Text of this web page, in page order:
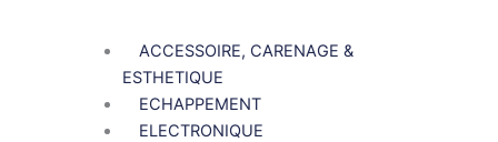
ACCESSOIRE, CARENAGE &
ESTHETIQUE
ECHAPPEMENT
ELECTRONIQUE